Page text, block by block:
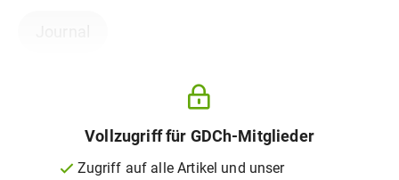
Vollzugriff für GDCh-Mitglieder
Zugriff auf alle Artikel und unser